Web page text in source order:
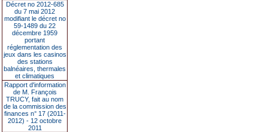
Décret no 2012-685
du 7 mai 2012
modifiant le décret no
59-1489 du 22
décembre 1959
portant
réglementation des
jeux dans les casinos
des stations
balnéaires, thermales
et climatiques
Rapport d'information
de M. François
TRUCY, fait au nom
de la commission des
finances n° 17 (2011-
2012) - 12 octobre
2011